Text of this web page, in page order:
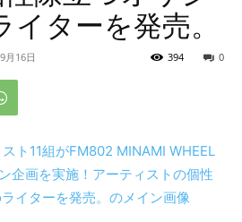
イターを発売。
月16日 0
394